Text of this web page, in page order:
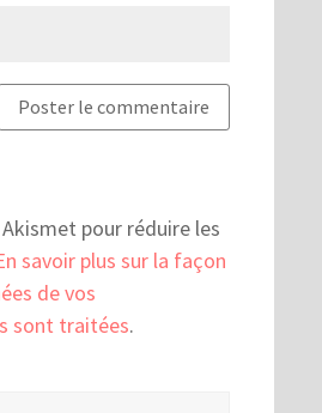
pour réduire les
savoir plus sur la façon
de vos
sont traitées.